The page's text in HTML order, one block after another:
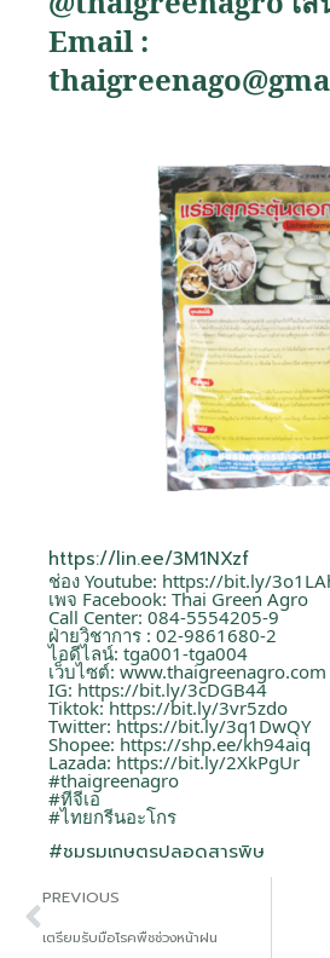
Email :
https://lin.ee/3M1NXzf
ช่อง Youtube: https://bit.ly/
เพจ Facebook: Thai Green Agro
Call Center: 084-5554205-9
ฝ่ายวิชาการ : 02-9861680-2
ไอดีไลน์: tga001-tga004
เว็บไซต์: www.thaigreenagro.com
IG: https://bit.ly/3cDGB44
Tiktok: https://bit.ly/3vr5zdo
Twitter: https://bit.ly/3q1DwQY
Shopee: https://shp.ee/kh94aiq
Lazada: https://bit.ly/2XkPgUr
#thaigreenagro
#ทีจีเอ
#ไทยกรีนอะโกร
#ชมรมเกษตรปลอดสารพิษ
PREVIOUS
เตรียมรับมือโรคพืชช่วงหน้าฝน